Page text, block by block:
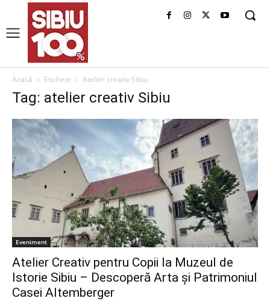
Acasă Etichete Atelier creativ Sibiu
Tag: atelier creativ Sibiu
Eveniment
Atelier Creativ pentru Copii la Muzeul de
Istorie Sibiu – Descoperă Arta și Patrimoniul
Casei Altemberger